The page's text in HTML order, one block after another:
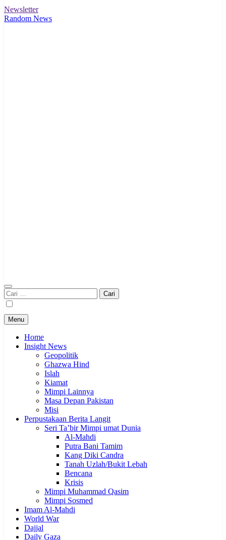
Newsletter
Random News
Cari
untuk:
Menu
Home
Insight News
Geopolitik
Ghazwa Hind
Islah
Kiamat
Mimpi Lainnya
Masa Depan Pakistan
Misi
Perpustakaan Berita Langit
Seri Ta’bir Mimpi umat Dunia
Al-Mahdi
Putra Bani Tamim
Kang Diki Candra
Tanah Uzlah/Bukit Lebah
Bencana
Krisis
Mimpi Muhammad Qasim
Mimpi Sosmed
Imam Al-Mahdi
World War
Dajjal
Daily Gaza